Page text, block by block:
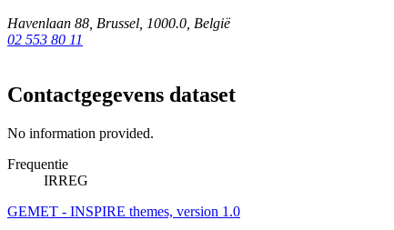
Havenlaan 88, Brussel, 1000.0, België
02 553 80 11
Contactgegevens dataset
No information provided.
Frequentie
IRREG
GEMET - INSPIRE themes, version 1.0